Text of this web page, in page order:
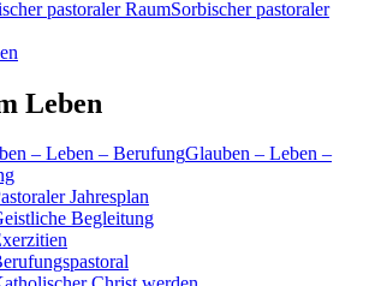
Sorbischer pastoraler
Leben
Glauben – Leben –
Jahresplan
Begleitung